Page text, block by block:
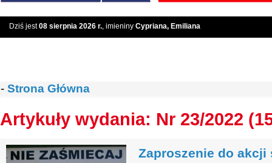
Dziś jest08 sierpnia 2026 r., imieniny Cypriana, Emiliana
- Strona Główna
Artykuły wydania: Nr 23/2022
Zaproszenie do akcji